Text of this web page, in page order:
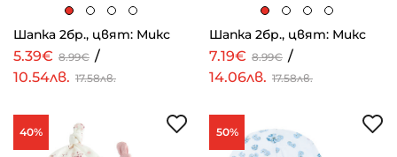
Шапка 2бр., цвят: Микс
5.39€ 8.99€ /
10.54лв. 17.58лв.
Шапка 2бр., цвят: Микс
7.19€ 8.99€ /
14.06лв. 17.58лв.
40% 50%